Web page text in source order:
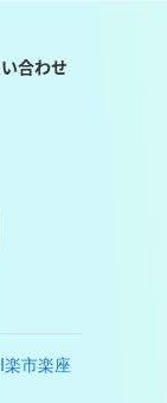
合わせ
楽市楽座